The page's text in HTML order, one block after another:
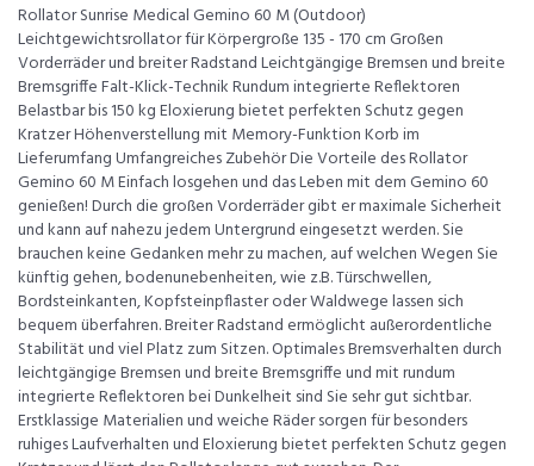
Rollator Sunrise Medical Gemino 60 M (Outdoor)
Leichtgewichtsrollator für Körpergroße 135 - 170 cm Großen
Vorderräder und breiter Radstand Leichtgängige Bremsen und breite
Bremsgriffe Falt-Klick-Technik Rundum integrierte Reflektoren
Belastbar bis 150 kg Eloxierung bietet perfekten Schutz gegen
Kratzer Höhenverstellung mit Memory-Funktion Korb im
Lieferumfang Umfangreiches Zubehör Die Vorteile des Rollator
Gemino 60 M Einfach losgehen und das Leben mit dem Gemino 60
genießen! Durch die großen Vorderräder gibt er maximale Sicherheit
und kann auf nahezu jedem Untergrund eingesetzt werden. Sie
brauchen keine Gedanken mehr zu machen, auf welchen Wegen Sie
künftig gehen, bodenunebenheiten, wie z.B. Türschwellen,
Bordsteinkanten, Kopfsteinpflaster oder Waldwege lassen sich
bequem überfahren. Breiter Radstand ermöglicht außerordentliche
Stabilität und viel Platz zum Sitzen. Optimales Bremsverhalten durch
leichtgängige Bremsen und breite Bremsgriffe und mit rundum
integrierte Reflektoren bei Dunkelheit sind Sie sehr gut sichtbar.
Erstklassige Materialien und weiche Räder sorgen für besonders
ruhiges Laufverhalten und Eloxierung bietet perfekten Schutz gegen